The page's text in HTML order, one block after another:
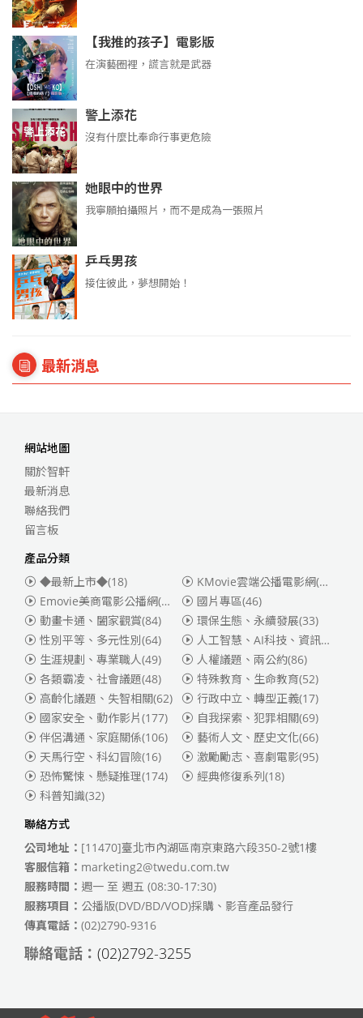
【我推的孩子】電影版
在演藝圈裡，謊言就是武器
警上添花
沒有什麼比奉命行事更危險
她眼中的世界
我寧願拍攝照片，而不是成為一張照片
乒乓男孩
接住彼此，夢想開始！
最新消息
網站地圖
關於智軒
最新消息
聯絡我們
留言板
產品分類
◆最新上市◆(18)
KMovie雲端公播電影網(迪士尼、福斯、索尼)
Emovie美商電影公播網(華納)
(186)
國片專區(46)
動畫卡通、闔家觀賞(84) 環保生態、永續發展(33)
性別平等、多元性別(64) 人工智慧、AI科技、資訊安全
生涯規劃、專業職人(49) 人權議題、兩公約(86)
各類霸凌、社會議題(48) 特殊教育、生命教育(52)
高齡化議題、失智相關(62) 行政中立、轉型正義(17)
國家安全、動作影片(177) 自我探索、犯罪相關(69)
伴侶溝通、家庭關係(106) 藝術人文、歷史文化(66)
天馬行空、科幻冒險(16) 激勵勵志、喜劇電影(95)
恐怖驚悚、懸疑推理(174) 經典修復系列(18)
科普知識(32)
聯絡方式
公司地址： [11470]臺北市內湖區南京東路六段350-2號1樓
客服信箱： marketing2@twedu.com.tw
服務時間： 週一 至 週五 (08:30-17:30)
服務項目： 公播版(DVD/BD/VOD)採購、影音產品發行
傳真電話： (02)2790-9316
聯絡電話： (02)2792-3255